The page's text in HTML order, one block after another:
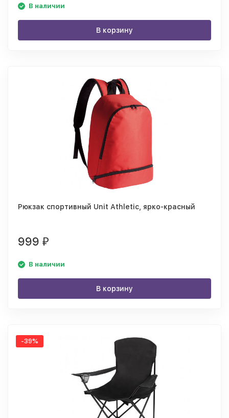
В наличии
В корзину
Рюкзак спортивный Unit Athletic, ярко-красный
999 ₽
В наличии
В корзину
-39%